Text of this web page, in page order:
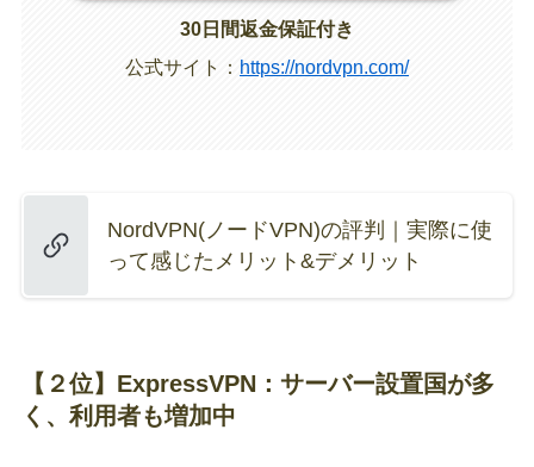
30日間返金保証付き
公式サイト： https://nordvpn.com/
NordVPN(ノードVPN)の評判｜実際に使
って感じたメリット&デメリット
【２位】ExpressVPN：サーバー設置国が多
く、利用者も増加中